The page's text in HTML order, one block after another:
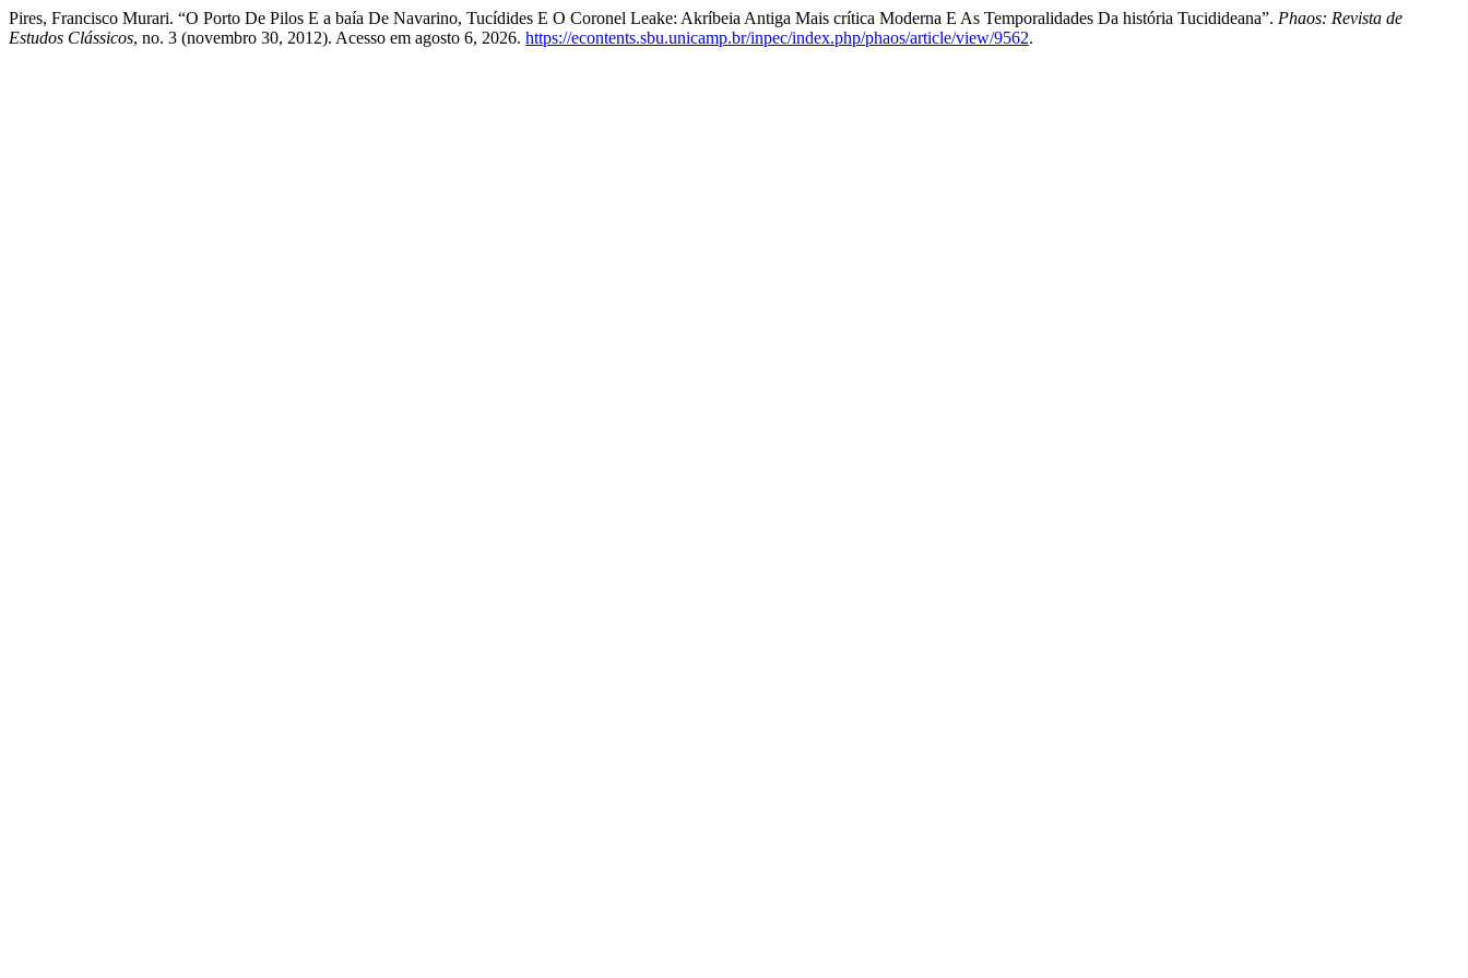
Pires, Francisco Murari. “O Porto De Pilos E a baía De Navarino, Tucídides E O Coronel Leake: Akríbeia Antiga Mais crítica Moderna E As Temporalidades Da história Tucidideana”. Phaos: Revista de
Estudos Clássicos, no. 3 (novembro 30, 2012). Acesso em agosto 6, 2026. https://econtents.sbu.unicamp.br/inpec/index.php/phaos/article/view/9562.